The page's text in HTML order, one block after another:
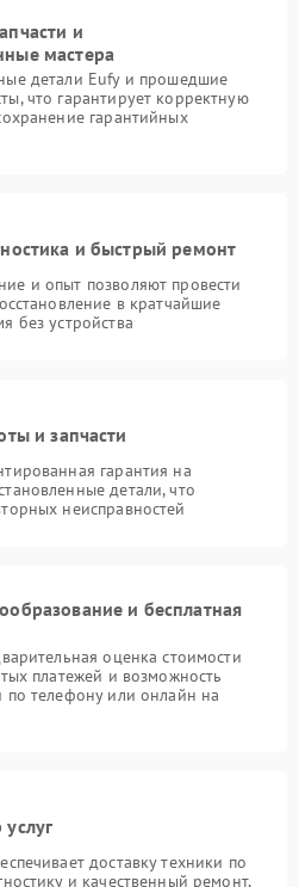
и
мастера
детали Eufy и прошедшие
что гарантирует корректную
гарантийных
и быстрый ремонт
и опыт позволяют провести
в кратчайшие
без устройства
и запчасти
гарантия на
детали, что
неисправностей
и бесплатная
оценка стоимости
платежей и возможность
по телефону или онлайн на
доставку техники по
и качественный ремонт,